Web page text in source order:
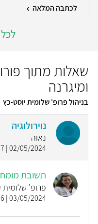
לכתבה המלאה
שאלות מתוך
ומיגרנה
בניהול פרופ' שלומית יוסט-כץ
נוירולוגיה
נאוה
02/05/2024 | 20:47
תשובת
פרופ' שלומית
03/05/2024 | 15:46